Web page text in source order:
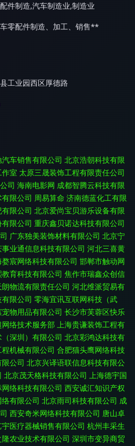
件制造,汽车制造业,制造业
零配件制造、加工、销售**
工业园西区厚德路
车销售有限公司 北京浩朝科技有限
室 太原三晟装饰工程有限责任公司
司 海南电影网 成都智腾云科技有限
限公司 周易算命 济南德蓝化工有限
限公司 北京爱尚宝贝游乐设备有限
限公司 重庆鑫贝诺达科技有限公司
广东独美装饰材料有限公司 北京宁
业通信息科技有限公司 河北三喜黄
宸网络科技有限公司 邯郸市触动网
育科技有限公司 焦作市瑞鑫众创信
物流有限责任公司 河北维派贸易有
限公司 零海宜讯互联网科技（武
物用品有限公司 长沙市芙蓉区快乐
络技术服务部 上海贵谦装饰工程有
深圳）有限公司 北京彩鸿达科技有
机械有限公司 合肥猫头鹰网络科技
公司 北京兴译语联信息科技有限公
北京茂天格科技有限公司 上海德宇国
络科技有限公司 西安诚汇知识产权
有限公司 北京雨司科技有限公司 成
西安奇米网络科技有限公司 唐山卓
医疗器械销售有限公司 杭州丰采生
农业技术有限公司 深圳市变异商贸